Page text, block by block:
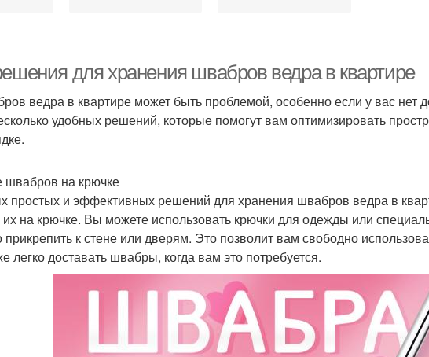
для хранения швабров ведра в квартире
ведра в квартире может быть проблемой, особенно если у вас нет
удобных решений, которые помогут вам оптимизировать
на крючке
простых и эффективных решений для хранения швабров ведра в
на крючке. Вы можете использовать крючки для одежды или
к стене или дверям. Это позволит вам свободно
легко доставать швабры, когда вам это потребуется.